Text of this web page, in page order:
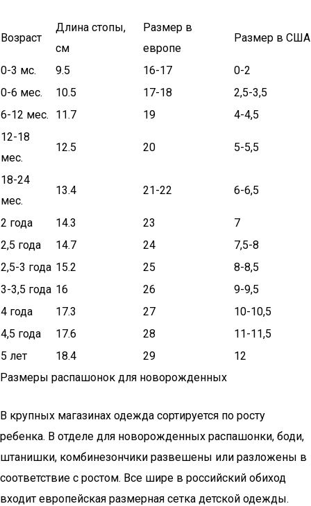
Возраст
Длина стопы,
см
Размер в
европе
Размер в США
0-3 мс. 9.5 16-17
0-2
0-6 мес.
10.5 17-18
2,5-3,5
6-12 мес.
11.7 19
4-4,5
12-18
мес.
12.5 20 5-5,5
18-24
мес.
13.4 21-22 6-6,5
2 года 14.3 23
7
2,5 года
14.7 24
7,5-8
2,5-3 года 15.2 25
8-8,5
3-3,5 года 16 26
9-9,5
4 года
17.3 27
10-10,5
4,5 года
17.6 28
11-11,5
5 лет
18.4 29
12
Размеры распашонок для новорожденных
В крупных магазинах одежда сортируется по росту
ребенка. В отделе для новорожденных распашонки, боди,
штанишки, комбинезончики развешены или разложены в
соответствие с ростом. Все шире в российский обиход
входит европейская размерная сетка детской одежды.